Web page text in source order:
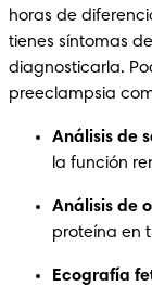
horas de
tienes síntomas
diagnosticarla.
preeclampsia
Análisis de
la función
Análisis de
proteína en
Ecografía